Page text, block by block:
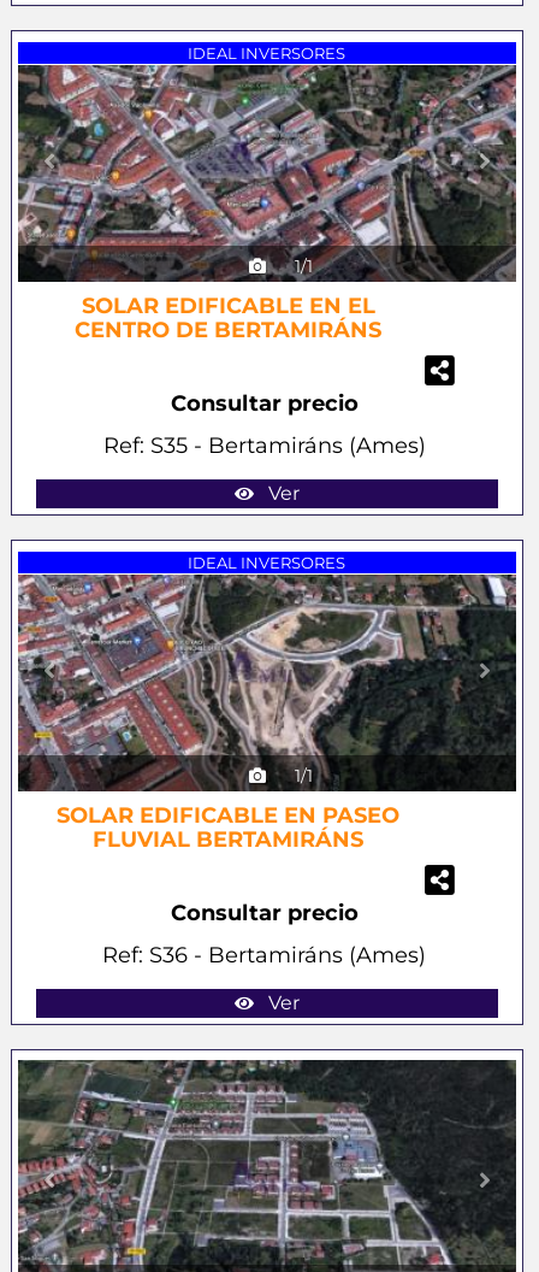
IDEAL INVERSORES
1/1
SOLAR EDIFICABLE EN EL
CENTRO DE BERTAMIRÁNS
Consultar precio
Ref: S35 - Bertamiráns (Ames)
Ver
IDEAL INVERSORES
1/1
SOLAR EDIFICABLE EN PASEO
FLUVIAL BERTAMIRÁNS
Consultar precio
Ref: S36 - Bertamiráns (Ames)
Ver
Previous Next